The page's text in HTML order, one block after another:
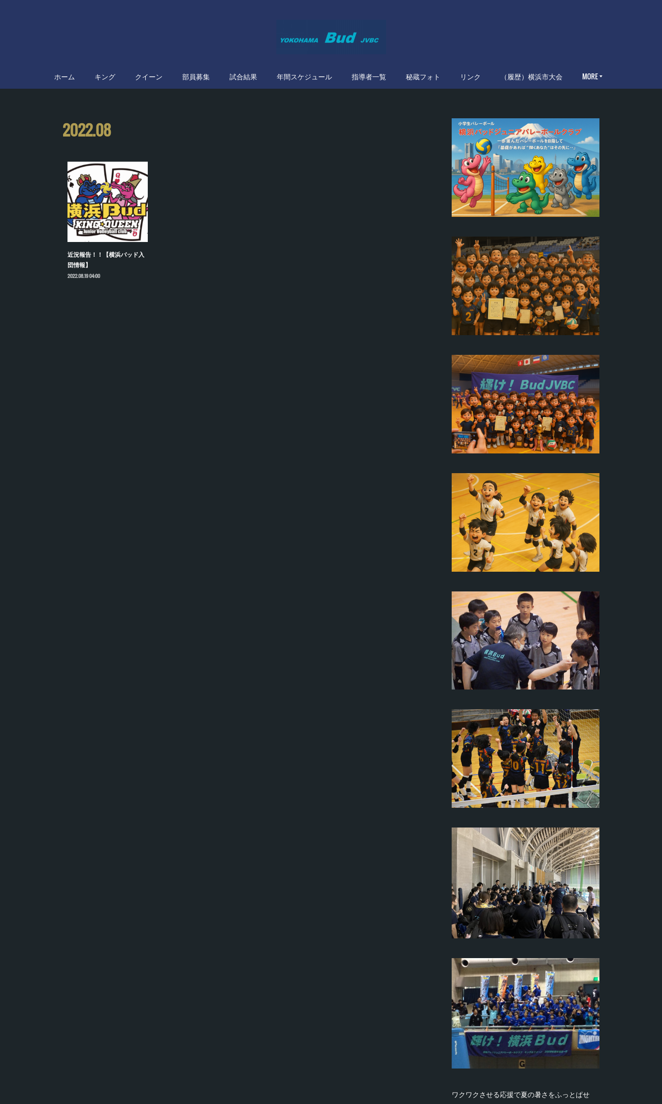
ホーム キング クイーン 部員募集 試合結果 年間スケジュール 指導者一覧 秘蔵フォト リンク （履歴）横浜市大会 MORE
2022.08
近況報告！！【横浜バッド入
団情報】
2022.08.19 04:00
ワクワクさせる応援で夏の暑さをふっとぱせ